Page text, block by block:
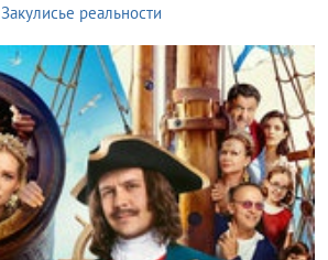
Закулисье реальности